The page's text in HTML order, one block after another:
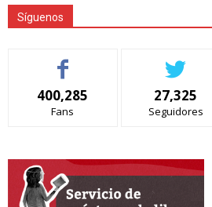
Síguenos
400,285
Fans
27,325
Seguidores